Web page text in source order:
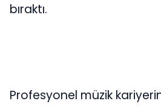
bıraktı.
Profesyonel müzik